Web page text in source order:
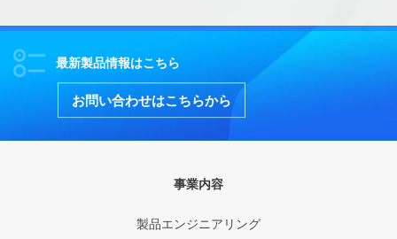
最新製品情報はこちら
お問い合わせはこちらから
事業内容
製品エンジニアリング